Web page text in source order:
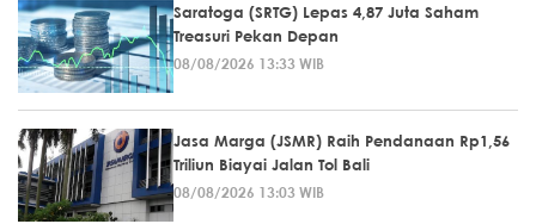
Saratoga (SRTG) Lepas 4,87 Juta Saham
Treasuri Pekan Depan
08/08/2026 13:33 WIB
Jasa Marga (JSMR) Raih Pendanaan Rp1,56
Triliun Biayai Jalan Tol Bali
08/08/2026 13:03 WIB